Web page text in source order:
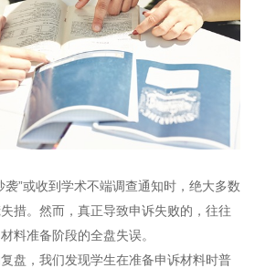
袭”或收到学术不端调查通知时，绝大多数
措。然而，真正导致申诉失败的，往往
料准备阶段的全盘失误。
盘，我们发现学生在准备申诉材料时普